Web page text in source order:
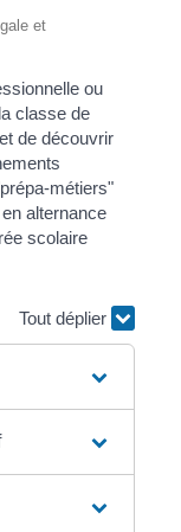
et
ou
classe de
de découvrir
métiers"
alternance
scolaire
Tout déplier